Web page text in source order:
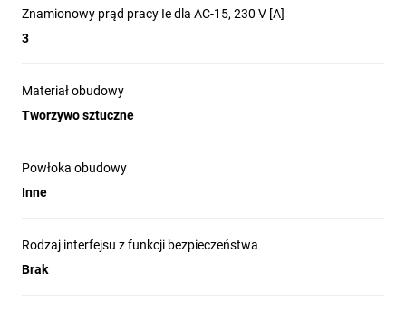
Znamionowy prąd pracy Ie dla AC-15, 230 V [A]
3
Materiał obudowy
Tworzywo sztuczne
Powłoka obudowy
Inne
Rodzaj interfejsu z funkcji bezpieczeństwa
Brak